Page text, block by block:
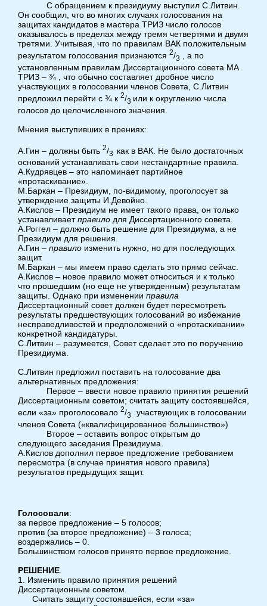
С обращением к президиуму выступил С.Литвин.
Он сообщил, что во многих случаях голосования на
защитах кандидатов в мастера ТРИЗ число голосов
оказывалось в пределах между тремя четвертями и двумя
третями. Учитывая, что по правилам ВАК положительным
результатом голосования признаются 2/3 , а по
установленным правилам Диссертационного совета МА
ТРИЗ – ¾ , что обычно составляет дробное число
участвующих в голосовании членов Совета, С.Литвин
предложил перейти с ¾ к 2/3 или к округлению числа
голосов до целочисленного значения.
Мнения выступивших в прениях:
А.Гин – должны быть 2/3 как в ВАК. Не было достаточных
оснований устанавливать свои нестандартные правила.
А.Кудрявцев – это напоминает партийное
«протаскивание».
М.Баркан – Президиум, по-видимому, проголосует за
утверждение защиты И.Девойно.
А.Кислов – Президиум не имеет такого права, он только
устанавливаетправило для Диссертационного совета.
А.Роггел – должно быть решение для Президиума, а не
Президиум для решения.
А.Гин – правило изменить нужно, но для последующих
защит.
М.Баркан – мы имеем право сделать это прямо сейчас.
А.Кислов – новое правило может относиться и к только
что прошедшим (но еще не утвержденным) результатам
защиты. Однако при изменении правила
Диссертационный совет должен будет пересмотреть
результаты предшествующих голосований во избежание
несправедливостей и предположений о «протаскивании»
конкретной кандидатуры.
С.Литвин – разумеется, Совет сделает это по поручению
Президиума.
С.Литвин предложил поставить на голосование два
альтернативных предложения:
Первое – ввести новое правило принятия решений
Диссертационным советом; считать защиту состоявшейся,
если «за» проголосовало 2/3 участвующих в голосовании
членов Совета («квалифицированное большинство»)
Второе – оставить вопрос открытым до
следующего заседания Президиума.
А.Кислов дополнил первое предложение требованием
пересмотра (в случае принятия нового правила)
результатов предыдущих защит.
Голосовали:
за первое предложение – 5 голосов;
против (за второе предложение) – 3 голоса;
воздержались – 0.
Большинством голосов принято первое предложение.
РЕШЕНИЕ
1. Изменить правило принятия решений
Диссертационным советом.
Считать защиту состоявшейся, если «за»